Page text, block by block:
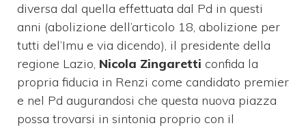
diversa dal quella effettuata dal Pd in questi
anni (abolizione dell’articolo 18, abolizione per
tutti del’Imu e via dicendo), il presidente della
regione Lazio, Nicola Zingaretti confida la
propria fiducia in Renzi come candidato premier
e nel Pd augurandosi che questa nuova piazza
possa trovarsi in sintonia proprio con il